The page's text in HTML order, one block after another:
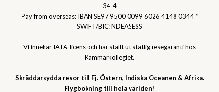
34-4
Pay from overseas: IBAN SE97 9500 0099 6026 4148 0344 *
SWIFT/BIC: NDEASESS
Vi innehar IATA-licens och har ställt ut statlig resegaranti hos
Kammarkollegiet.
Skräddarsydda resor till Fj. Östern, Indiska Oceanen & Afrika.
Flygbokning till hela världen!